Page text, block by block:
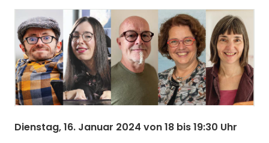
Dienstag, 16. Januar 2024 von 18 bis 19:30 Uhr